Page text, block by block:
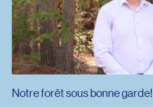
Notre forêt sous bonne garde!